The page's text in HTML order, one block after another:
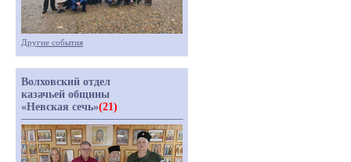
Другие события
Волховский отдел
казачьей общины
«Невская сечь»(21)